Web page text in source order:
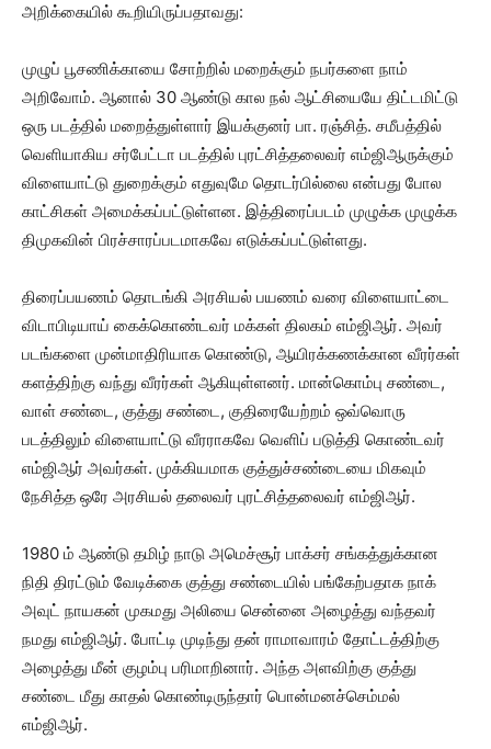
அறிக்கையில் கூறியிருப்பதாவது:
முழுப் பூசணிக்காயை சோற்றில் மறைக்கும் நபர்களை நாம்
அறிவோம். ஆனால் 30 ஆண்டு கால நல் ஆட்சியையே திட்டமிட்டு
ஒரு படத்தில் மறைத்துள்ளார் இயக்குனர் பா. ரஞ்சித். சமீபத்தில்
வெளியாகிய சர்பேட்டா படத்தில் புரட்சித்தலைவர் எம்ஜிஆருக்கும்
விளையாட்டு துறைக்கும் எதுவுமே தொடர்பில்லை என்பது போல
காட்சிகள் அமைக்கப்பட்டுள்ளன. இத்திரைப்படம் முழுக்க முழுக்க
திமுகவின் பிரச்சாரப்படமாகவே எடுக்கப்பட்டுள்ளது.
திரைப்பயணம் தொடங்கி அரசியல் பயணம் வரை விளையாட்டை
விடாபிடியாய் கைக்கொண்டவர் மக்கள் திலகம் எம்ஜிஆர். அவர்
படங்களை முன்மாதிரியாக கொண்டு, ஆயிரக்கணக்கான வீரர்கள்
களத்திற்கு வந்து வீரர்கள் ஆகியுள்ளனர். மான்கொம்பு சண்டை,
வாள் சண்டை, குத்து சண்டை, குதிரையேற்றம் ஒவ்வொரு
படத்திலும் விளையாட்டு வீரராகவே வெளிப் படுத்தி கொண்டவர்
எம்ஜிஆர் அவர்கள். முக்கியமாக குத்துச்சண்டையை மிகவும்
நேசித்த ஒரே அரசியல் தலைவர் புரட்சித்தலைவர் எம்ஜிஆர்.
1980 ம் ஆண்டு தமிழ் நாடு அமெச்சூர் பாக்சர் சங்கத்துக்கான
நிதி திரட்டும் வேடிக்கை குத்து சண்டையில் பங்கேற்பதாக நாக்
அவுட் நாயகன் முகமது அலியை சென்னை அழைத்து வந்தவர்
நமது எம்ஜிஆர். போட்டி முடிந்து தன் ராமாவாரம் தோட்டத்திற்கு
அழைத்து மீன் குழம்பு பரிமாறினார். அந்த அளவிற்கு குத்து
சண்டை மீது காதல் கொண்டிருந்தார் பொன்மனச்செம்மல்
எம்ஜிஆர்.